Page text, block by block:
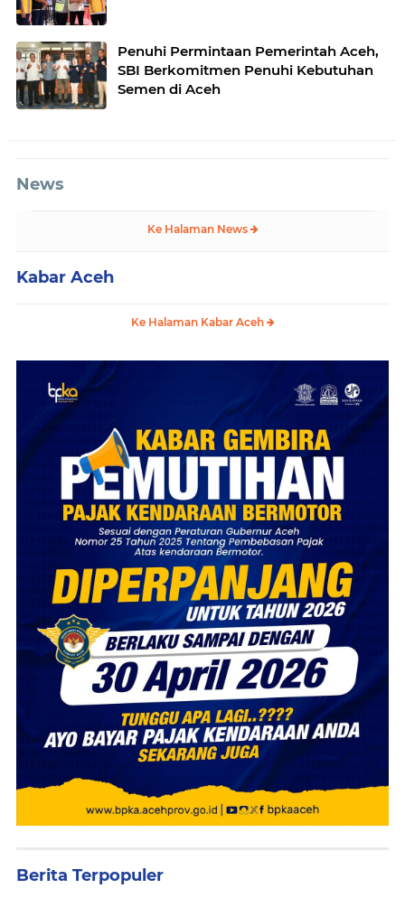
Penuhi Permintaan Pemerintah Aceh,
SBI Berkomitmen Penuhi Kebutuhan
Semen di Aceh
News
Ke Halaman News
Kabar Aceh
Ke Halaman Kabar Aceh
Berita Terpopuler